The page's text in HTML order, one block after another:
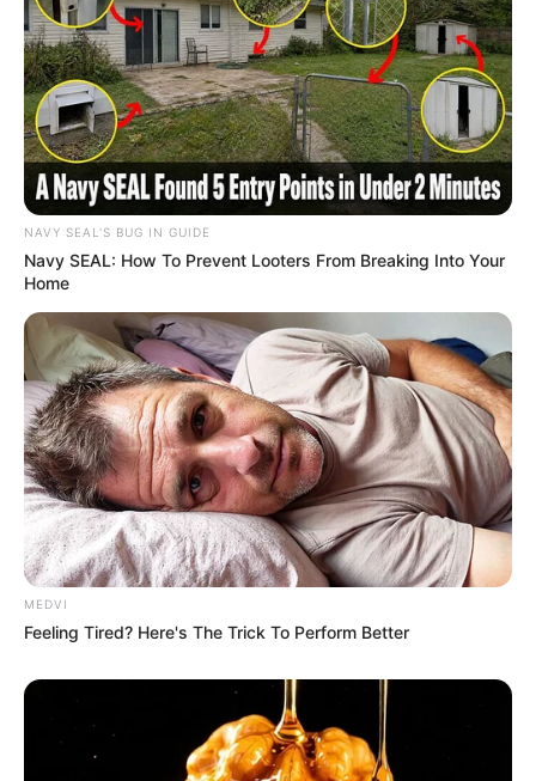
NAVY SEAL'S BUG IN GUIDE
Navy SEAL: How To Prevent Looters From Breaking Into Your
Home
MEDVI
Feeling Tired? Here's The Trick To Perform Better